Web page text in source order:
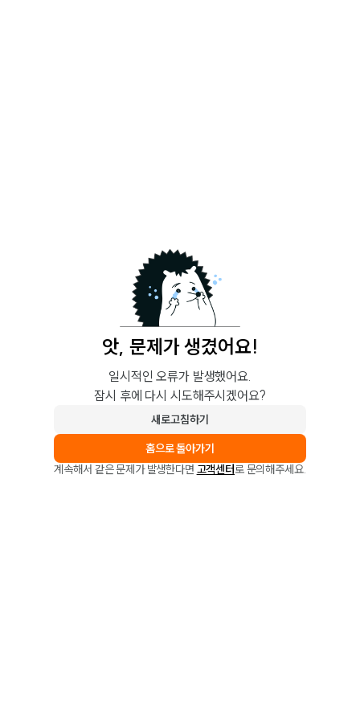
앗, 문제가 생겼어요!
일시적인 오류가 발생했어요.
잠시 후에 다시 시도해주시겠어요?
새로고침하기
홈으로 돌아가기
계속해서 같은 문제가 발생한다면 고객센터로 문의해주세요.